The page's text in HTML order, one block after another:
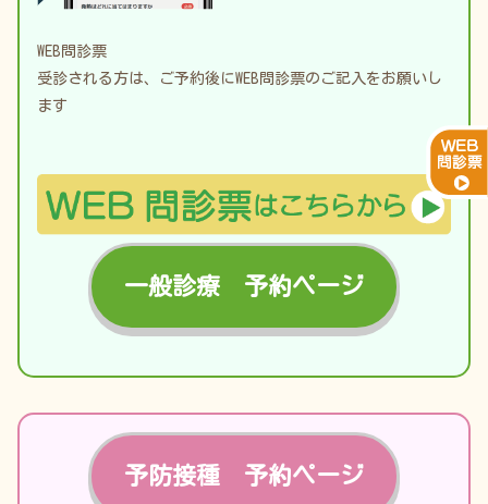
WEB問診票
受診される方は、ご予約後にWEB問診票のご記入をお願いし
ます
一般診療 予約ページ
予防接種 予約ページ